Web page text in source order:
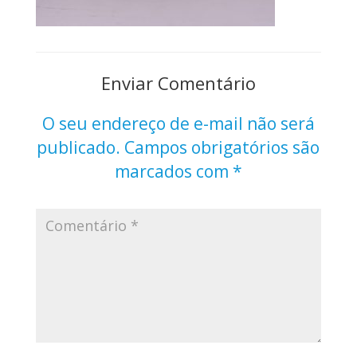
Enviar Comentário
O seu endereço de e-mail não será
publicado. Campos obrigatórios são
marcados com *